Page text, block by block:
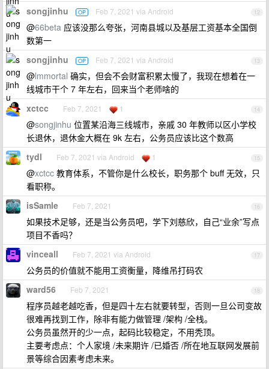
12
songjinhu OP Feb 7, 2021 via Android
@66beta 应该没那么夸张，河南县城以及基层工资基本全国倒
数第一
13
songjinhu OP Feb 7, 2021 via Android
@lmmortal 确实，但会不会财富积累太慢了，我现在想着在一
线城市干个 7 年左右，回来当个老师啥的
14
xctcc Feb 7, 2021 1
@songjinhu 位置某沿海三线城市，亲戚 30 年教师以区小学校
长退休，退休金大概在 9k 左右，公务员应该比这个数高
15
tydl Feb 7, 2021 via Android 1
@xctcc 教育体系，不管你是什么校长，职务那个 buff 无效，只
看职称。
16
isSamle Feb 7, 2021
如果技术足够，还是当公务员吧，学下刘慈欣，自己“业余”写点
项目不香吗？
17
vinceall Feb 7, 2021 via Android
公务员的价值就不能用工资衡量，降维吊打码农
18
ward56 Feb 7, 2021
程序员越老越吃香，但是四十左右就要转型，否则一旦公司变故
很难再找到工作，除非有能力做管理 /架构 /全栈。
公务员虽然开的少一点，起码比较稳定，不用秃顶。
主要考虑点：个人家境 /未来期许 /已婚否 /所在地互联网发展前
景等综合因素考虑未来。